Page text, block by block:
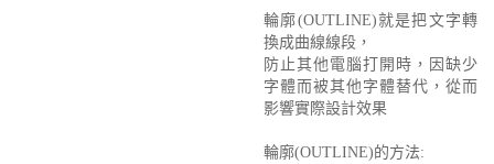
輪廓(OUTLINE)就是把文字轉
換成曲線線段，
防止其他電腦打開時，因缺少
字體而被其他字體替代，從而
影響實際設計效果
輪廓(OUTLINE)的方法: